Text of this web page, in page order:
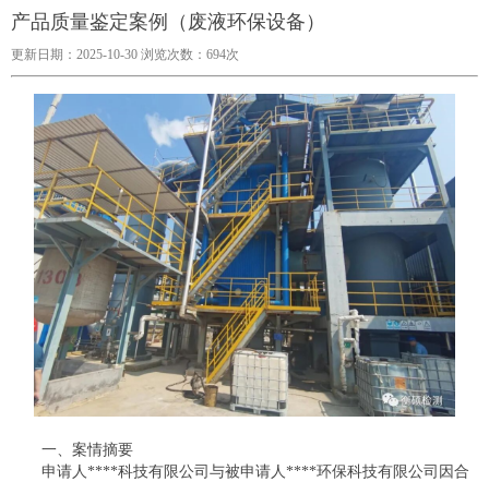
产品质量鉴定案例（废液环保设备）
更新日期：2025-10-30 浏览次数：694次
一、案情摘要
申请人****科技有限公司与被申请人****环保科技有限公司因合